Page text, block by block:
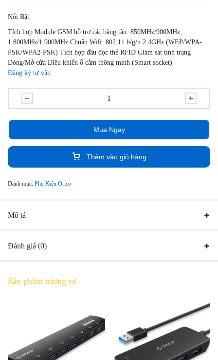
Nổi Bật
Tích hợp Module GSM hỗ trợ các băng tần: 850MHz/900MHz;
1.800MHz/1.900MHz Chuẩn Wifi: 802.11 b/g/n 2.4GHz (WEP/WPA-
PSK/WPA2-PSK) Tích hợp đầu đọc thẻ RFID Giám sát tình trạng
Đóng/Mở cửa Điều khiển ổ cắm thông minh (Smart socket)
Đăng ký tư vấn
Thêm vào giỏ hàng
Mua Ngay
Danh mục: Phụ Kiện Orico
Mô tả
Đánh giá (0)
Sản phẩm tương tự